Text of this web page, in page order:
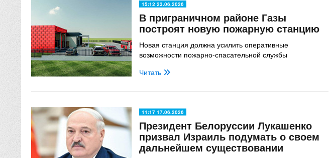
15:12 23.06.2026
В приграничном районе Газы
построят новую пожарную станцию
Новая станция должна усилить оперативные
возможности пожарно-спасательной службы
Читать
11:17 17.06.2026
Президент Белоруссии Лукашенко
призвал Израиль подумать о своем
дальнейшем существовании